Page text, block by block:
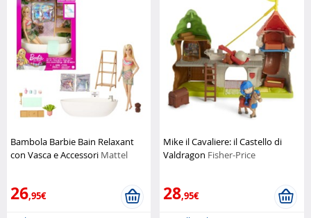
Bambola Barbie Bain Relaxant
con Vasca e Accessori Mattel
26,95€
Mike il Cavaliere: il Castello di
Valdragon Fisher-Price
28,95€